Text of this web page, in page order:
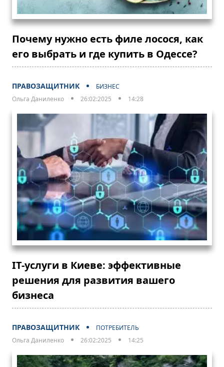
Почему нужно есть филе лосося, как
его выбрать и где купить в Одессе?
ПРАВОЗАЩИТНИК
БИЗНЕС
Ольга Даниленко
26:02:2025 14:28
IT-услуги в Киеве: эффективные
решения для развития вашего
бизнеса
ПРАВОЗАЩИТНИК
ПОТРЕБИТЕЛЬ
Ольга Даниленко
26:02:2025 14:25